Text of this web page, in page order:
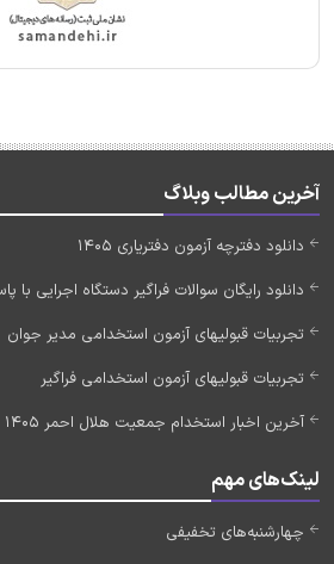
آخرین مطالب وبلاگ
دانلود دفترچه آزمون دفتریاری 1405
دانلود رایگان سوالات فراگیر دستگاه اجرایی با
تجربیات قبولیهای آزمون استخدامی مدیر جوان
تجربیات قبولیهای آزمون استخدامی فراگیر
آخرین اخبار استخدام جمعیت هلال احمر 1405 (به زودی)
لینک‌های مهم
چهارشنبه‌های تخفیفی